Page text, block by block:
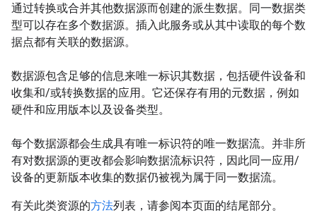
通过转换或合并其他数据源而创建的派生数据。同一数据类
型可以存在多个数据源。插入此服务或从其中读取的每个数
据点都有关联的数据源。
数据源包含足够的信息来唯一标识其数据，包括硬件设备和
收集和/或转换数据的应用。它还保存有用的元数据，例如
硬件和应用版本以及设备类型。
每个数据源都会生成具有唯一标识符的唯一数据流。并非所
有对数据源的更改都会影响数据流标识符，因此同一应用/
设备的更新版本收集的数据仍被视为属于同一数据流。
有关此类资源的方法列表，请参阅本页面的结尾部分。